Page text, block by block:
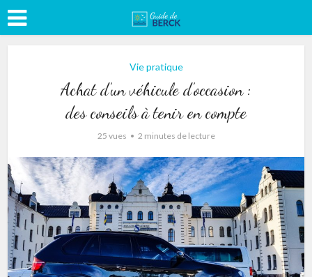
Vie pratique
Achat d’un véhicule d’occasion :
des conseils à tenir en compte
25 vues 2 minutes de lecture